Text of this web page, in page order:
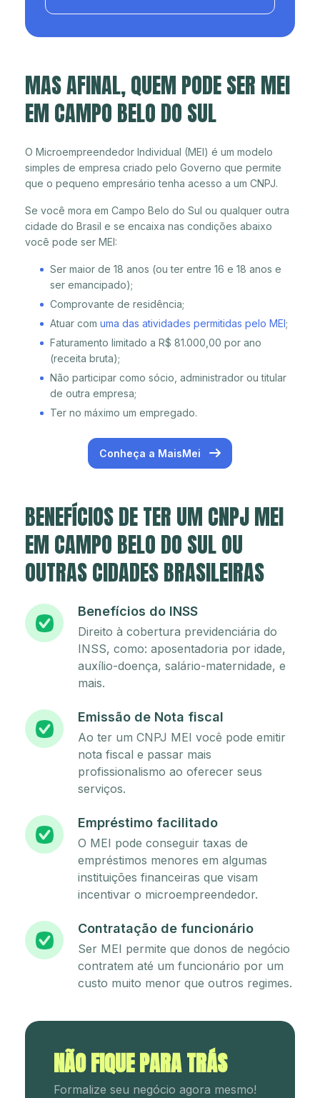
MAS AFINAL, QUEM PODE SER MEI
EM CAMPO BELO DO SUL
O Microempreendedor Individual (MEI) é um modelo
simples de empresa criado pelo Governo que permite
que o pequeno empresário tenha acesso a um CNPJ.
Se você mora em Campo Belo do Sul ou qualquer outra
cidade do Brasil e se encaixa nas condições abaixo
você pode ser MEI:
Ser maior de 18 anos (ou ter entre 16 e 18 anos e
ser emancipado);
Comprovante de residência;
Atuar com uma das atividades permitidas pelo MEI;
Faturamento limitado a R$ 81.000,00 por ano
(receita bruta);
Não participar como sócio, administrador ou titular
de outra empresa;
Ter no máximo um empregado.
Conheça a MaisMei
BENEFÍCIOS DE TER UM CNPJ MEI
EM CAMPO BELO DO SUL OU
OUTRAS CIDADES BRASILEIRAS
Benefícios do INSS
Direito à cobertura previdenciária do
INSS, como: aposentadoria por idade,
auxílio-doença, salário-maternidade, e
mais.
Emissão de Nota fiscal
Ao ter um CNPJ MEI você pode emitir
nota fiscal e passar mais
profissionalismo ao oferecer seus
serviços.
Empréstimo facilitado
O MEI pode conseguir taxas de
empréstimos menores em algumas
instituições financeiras que visam
incentivar o microempreendedor.
Contratação de funcionário
Ser MEI permite que donos de negócio
contratem até um funcionário por um
custo muito menor que outros regimes.
NÃO FIQUE PARA TRÁS
Formalize seu negócio agora mesmo!